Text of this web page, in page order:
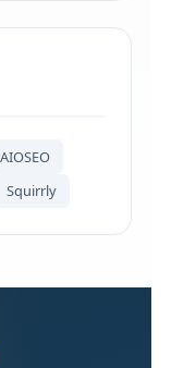
AIOSEO
Squirrly